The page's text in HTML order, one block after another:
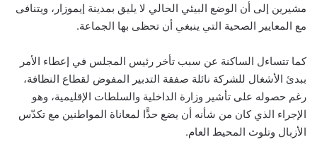
مشيرين إلى أن الوضع البيئي الحالي لا يليق بمدينة إيموزار، ويتنافى
مع المعايير الصحية التي ينبغي أن تحظى بها الجماعة.
كما تتساءل الساكنة عن سبب تأخر رئيس المجلس في إعطاء الأمر
ببدئ الأشغال للشركة نائلة صفقة التدبير المفوض لقطاع النظافة،
رغم حصوله على تأشير وزارة الداخلية والسلطات الإقليمية، وهو
الإجراء الذي كان من شأنه أن يضع حدًّا لمعاناة المواطنين مع تكدّس
الأزبال وتلوث المحيط العام.